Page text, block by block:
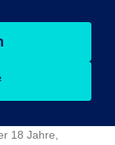
18 Jahre,